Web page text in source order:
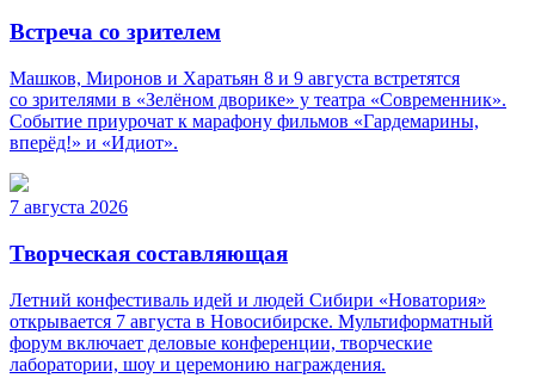
Встреча со зрителем
Машков, Миронов и Харатьян 8 и 9 августа встретятся
со зрителями в «Зелёном дворике» у театра «Современник».
Событие приурочат к марафону фильмов «Гардемарины,
вперёд!» и «Идиот».
7 августа 2026
Творческая составляющая
Летний конфестиваль идей и людей Сибири «Новатория»
открывается 7 августа в Новосибирске. Мультиформатный
форум включает деловые конференции, творческие
лаборатории, шоу и церемонию награждения.